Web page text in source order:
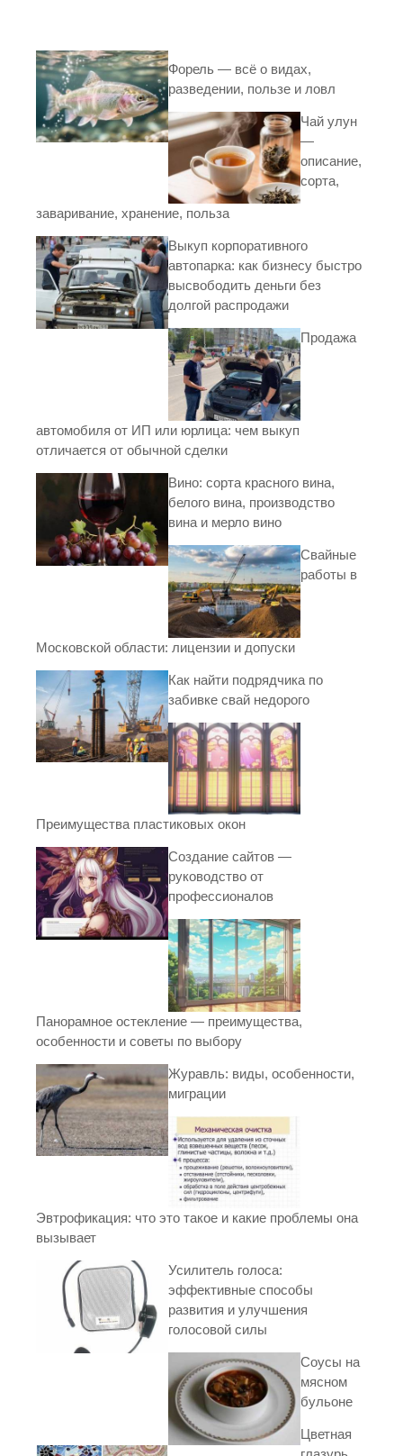
Форель — всё о видах,
разведении, пользе и ловл
Чай улун
—
описание,
сорта,
заваривание, хранение, польза
Выкуп корпоративного
автопарка: как бизнесу быстро
высвободить деньги без
долгой распродажи
Продажа
автомобиля от ИП или юрлица: чем выкуп
отличается от обычной сделки
Вино: сорта красного вина,
белого вина, производство
вина и мерло вино
Свайные
работы в
Московской области: лицензии и допуски
Как найти подрядчика по
забивке свай недорого
Преимущества пластиковых окон
Создание сайтов —
руководство от
профессионалов
Панорамное остекление — преимущества,
особенности и советы по выбору
Журавль: виды, особенности,
миграции
Эвтрофикация: что это такое и какие проблемы она
вызывает
Усилитель голоса:
эффективные способы
развития и улучшения
голосовой силы
Соусы на
мясном
бульоне
Цветная